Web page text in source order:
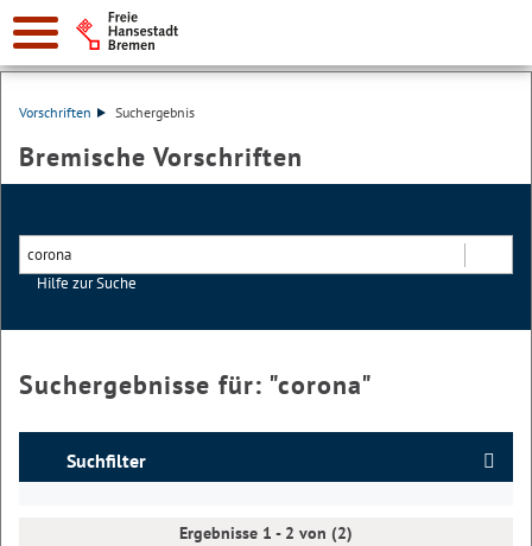
Vorschriften Suchergebnis
Bremische Vorschriften
Hilfe zur Suche
Suchergebnisse für: "corona"
Suchfilter
Ergebnisse 1 - 2 von (2)